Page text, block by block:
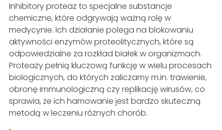
Inhibitory proteaz to specjalne substancje
chemiczne, które odgrywają ważną rolę w
medycynie. Ich działanie polega na blokowaniu
aktywności enzymów proteolitycznych, które są
odpowiedzialne za rozkład białek w organizmach.
Proteazy pełnią kluczową funkcję w wielu procesach
biologicznych, do których zaliczamy m.in. trawienie,
obronę immunologiczną czy replikację wirusów, co
sprawia, że ich hamowanie jest bardzo skuteczną
metodą w leczeniu różnych chorób.